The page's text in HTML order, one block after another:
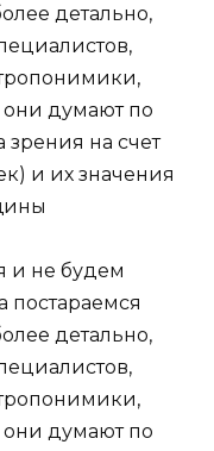
детально,
они думают по
зрения на счет
и их значения
и не будем
постараемся
детально,
они думают по